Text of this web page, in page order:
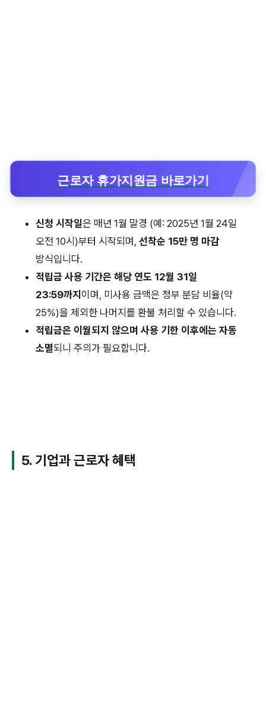
근로자 휴가지원금 바로가기
신청 시작일은 매년 1월 말경 (예: 2025년 1월 24일
오전 10시)부터 시작되며, 선착순 15만 명 마감
방식입니다.
적립금 사용 기간은 해당 연도 12월 31일
23:59까지 이며, 미사용 금액은 정부 분담 비율(약
25%)을 제외한 나머지를 환불 처리할 수 있습니다.
적립금은 이월되지 않으며 사용 기한 이후에는 자동
소멸되니 주의가 필요합니다.
5. 기업과 근로자 혜택